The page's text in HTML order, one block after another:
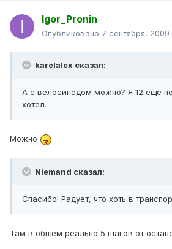
Igor_Pronin
Опубликовано 7 сентября, 2009
karelalex сказал:
А с велосипедом можно? Я 12 ещё
хотел.
Можно
Niemand сказал:
Спасибо! Радует, что хоть в
Там в общем реально 5 шагов от